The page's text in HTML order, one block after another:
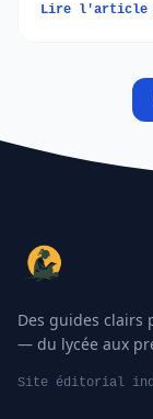
permet
Lire l'article
Des guides clairs
— du lycée aux
Site éditorial